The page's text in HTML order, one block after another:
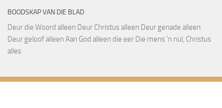
BOODSKAP VAN DIE BLAD
Deur die Woord alleen Deur Christus alleen Deur genade alleen
Deur geloof alleen Aan God alleen die eer Die mens 'n nul, Christus
alles